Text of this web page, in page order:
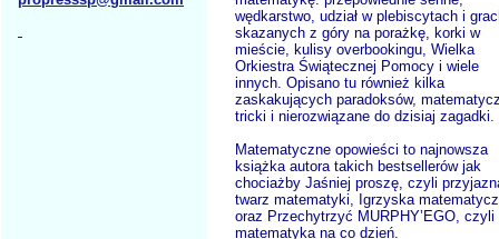
wędkarstwo, udział w plebiscytach i
skazanych z góry na porażkę, korki w
mieście, kulisy overbookingu, Wielka
Orkiestra Świątecznej Pomocy i wiele
innych. Opisano tu również kilka
zaskakujących paradoksów,
tricki i nierozwiązane do dzisiaj zagadki.
Matematyczne opowieści to najnowsza
książka autora takich bestsellerów jak
chociażby Jaśniej proszę, czyli
twarz matematyki, Igrzyska
oraz Przechytrzyć MURPHY’EGO, czyli
matematyka na co dzień.